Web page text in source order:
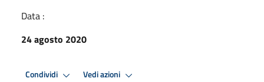
Data :
24 agosto 2020
Condividi Vedi azioni